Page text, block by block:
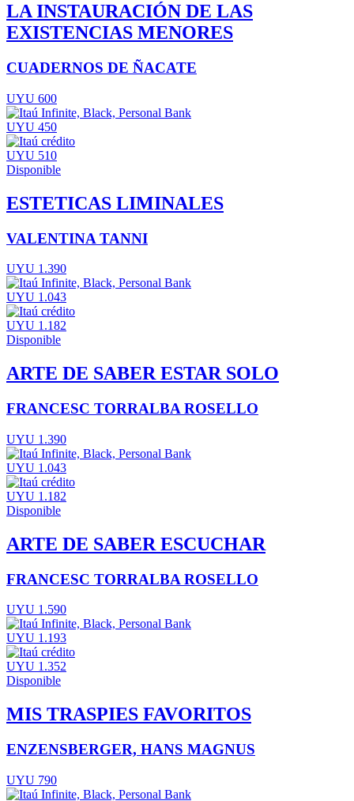
LA INSTAURACIÓN DE LAS
EXISTENCIAS MENORES
CUADERNOS DE ÑACATE
UYU 600
UYU 450
UYU 510
Disponible
ESTETICAS LIMINALES
VALENTINA TANNI
UYU 1.390
UYU 1.043
UYU 1.182
Disponible
ARTE DE SABER ESTAR SOLO
FRANCESC TORRALBA ROSELLO
UYU 1.390
UYU 1.043
UYU 1.182
Disponible
ARTE DE SABER ESCUCHAR
FRANCESC TORRALBA ROSELLO
UYU 1.590
UYU 1.193
UYU 1.352
Disponible
MIS TRASPIES FAVORITOS
ENZENSBERGER, HANS MAGNUS
UYU 790